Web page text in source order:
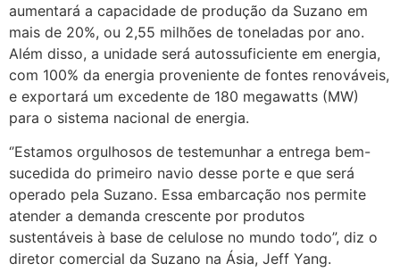
aumentará a capacidade de produção da Suzano em
mais de 20%, ou 2,55 milhões de toneladas por ano.
Além disso, a unidade será autossuficiente em energia,
com 100% da energia proveniente de fontes renováveis,
e exportará um excedente de 180 megawatts (MW)
para o sistema nacional de energia.
‘’Estamos orgulhosos de testemunhar a entrega bem-
sucedida do primeiro navio desse porte e que será
operado pela Suzano. Essa embarcação nos permite
atender a demanda crescente por produtos
sustentáveis à base de celulose no mundo todo”, diz o
diretor comercial da Suzano na Ásia, Jeff Yang.